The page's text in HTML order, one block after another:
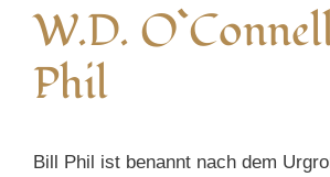
W.D.
Phil
Bill Phil ist benannt nach dem